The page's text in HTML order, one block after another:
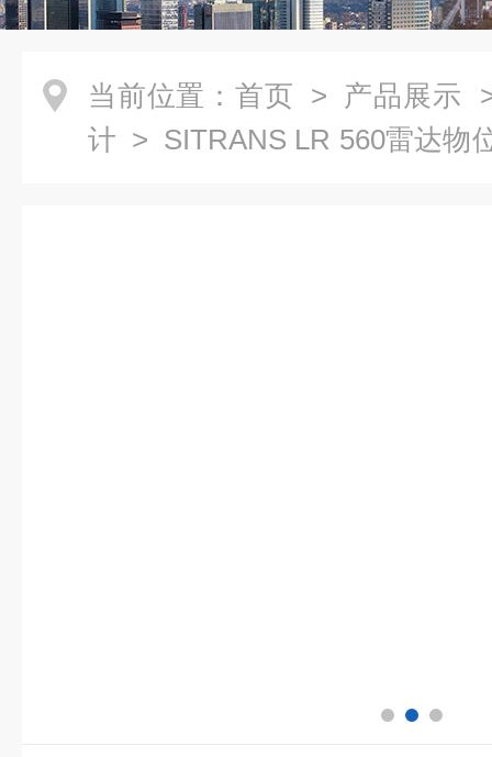
当前位置： 首页 > 产品展示
计 > SITRANS LR 560雷达物